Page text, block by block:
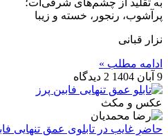
به تقلید از چشم‎‌‌های شرقی‌ات؛
پرآشوب، رنجور، خسته و زیبا
نزار قبانی
ادامه مطلب »
9 آبان 1404
2 دیدگاه
عکس و مکث
حاضرِ غایب در تابلوی عمق تنهایی